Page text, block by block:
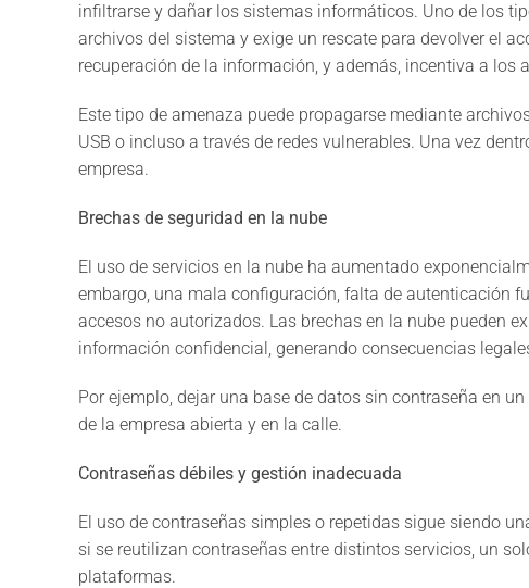
infiltrarse y dañar los sistemas informáticos. Uno de los
archivos del sistema y exige un rescate para devolver el
recuperación de la información, y además, incentiva a los
Este tipo de amenaza puede propagarse mediante
USB o incluso a través de redes vulnerables. Una vez
empresa.
Brechas de seguridad en la nube
El uso de servicios en la nube ha aumentado
embargo, una mala configuración, falta de autenticación
accesos no autorizados. Las brechas en la nube pueden
información confidencial, generando consecuencias
Por ejemplo, dejar una base de datos sin contraseña en
de la empresa abierta y en la calle.
Contraseñas débiles y gestión inadecuada
El uso de contraseñas simples o repetidas sigue siendo
si se reutilizan contraseñas entre distintos servicios, un
plataformas.